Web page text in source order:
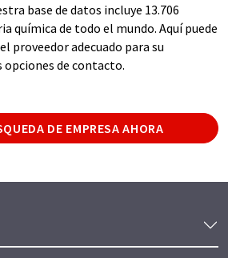
base de datos incluye 13.706
química de todo el mundo. Aquí puede
proveedor adecuado para su
opciones de contacto.
DE EMPRESA AHORA